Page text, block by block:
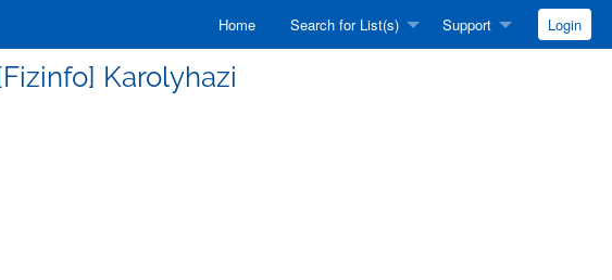
Home Search for List(s) Support Login
Karolyhazi